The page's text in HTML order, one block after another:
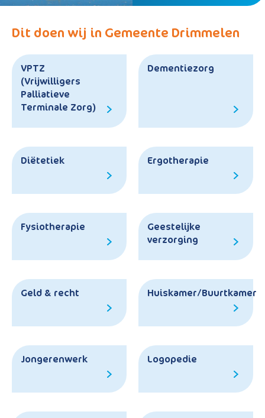
Dit doen wij in Gemeente Drimmelen
VPTZ
(Vrijwilligers
Palliatieve
Terminale Zorg)
Dementiezorg
Diëtetiek Ergotherapie
Fysiotherapie
Geestelijke
verzorging
Geld & recht Huiskamer/Buurtkamer
Jongerenwerk Logopedie